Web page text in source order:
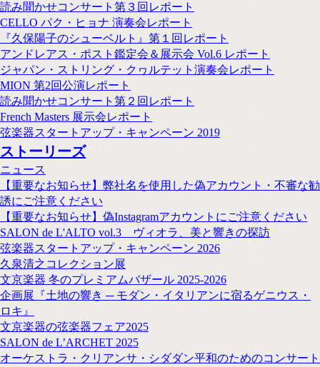
読み聞かせコンサート第３回レポート
CELLO パク・ヒョナ 演奏会レポート
『久保陽子のシューベルト』第１回レポート
アンドレアス・ポスト鑑定会＆展示会 Vol.6 レポート
ジャパン・ストリング・クヮルテット演奏会レポート
MION 第2回公演レポート
読み聞かせコンサート第２回レポート
French Masters 展示会レポート
弦楽器スタートアップ・キャンペーン 2019
ストーリーズ
ニュース
【重要なお知らせ】弊社名を使用した偽アカウント・不審な勧
誘にご注意ください
【重要なお知らせ】偽Instagramアカウントにご注意ください
SALON de L'ALTO vol.3 ヴィオラ、美と響きの探訪
弦楽器スタートアップ・キャンペーン 2026
久泉清之コレクション展
文京楽器 冬のプレミアムバザール 2025-2026
企画展『土地の響き ─ モダン・イタリアンに宿るゲニウス・
ロキ』
文京楽器の弦楽器フェア2025
SALON de L’ARCHET 2025
オーケストラ・クリアンサ・シダダン平和のためのコンサート